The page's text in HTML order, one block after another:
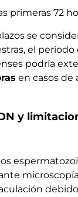
primeras 72
se
el período
podría
en casos de
y